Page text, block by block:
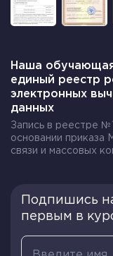
Наша
единый реестр
электронных
данных
Запись в реестре
основании приказа
связи и массовых
Подпишись
первым в